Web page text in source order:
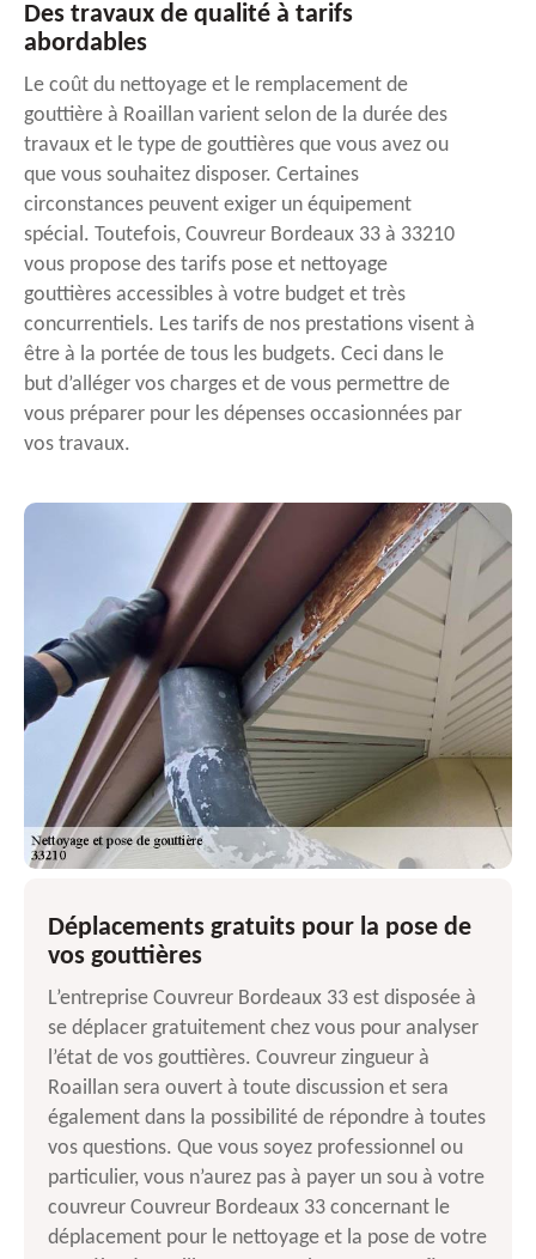
Des travaux de qualité à tarifs
abordables
Le coût du nettoyage et le remplacement de
gouttière à Roaillan varient selon de la durée des
travaux et le type de gouttières que vous avez ou
que vous souhaitez disposer. Certaines
circonstances peuvent exiger un équipement
spécial. Toutefois, Couvreur Bordeaux 33 à 33210
vous propose des tarifs pose et nettoyage
gouttières accessibles à votre budget et très
concurrentiels. Les tarifs de nos prestations visent à
être à la portée de tous les budgets. Ceci dans le
but d’alléger vos charges et de vous permettre de
vous préparer pour les dépenses occasionnées par
vos travaux.
Déplacements gratuits pour la pose de
vos gouttières
L’entreprise Couvreur Bordeaux 33 est disposée à
se déplacer gratuitement chez vous pour analyser
l’état de vos gouttières. Couvreur zingueur à
Roaillan sera ouvert à toute discussion et sera
également dans la possibilité de répondre à toutes
vos questions. Que vous soyez professionnel ou
particulier, vous n’aurez pas à payer un sou à votre
couvreur Couvreur Bordeaux 33 concernant le
déplacement pour le nettoyage et la pose de votre